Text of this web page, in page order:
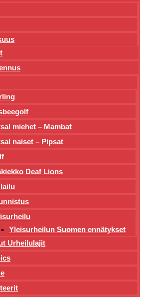
miehet – Mambat
naiset – Pipsat
Deaf Lions
Yleisurheilun Suomen ennätykset
Urheilulajit